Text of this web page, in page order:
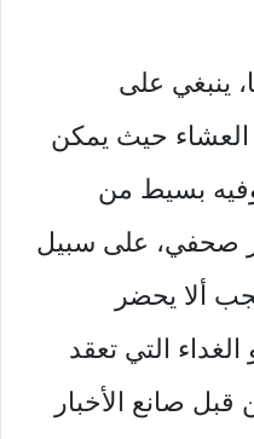
ينبغي على
العشاء حيث يمكن
بسيط من
صحفي، على سبيل
ألا يحضر
التي تعقد
صانع الأخبار